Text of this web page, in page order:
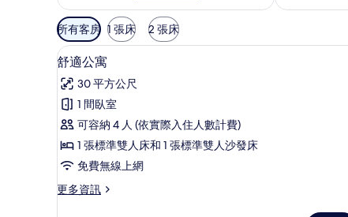
可
用
的
客
房
篩
選
條
件
所有客房 1 張床 2 張床
顯
示
舒
適
公
寓
所
4
舒適公寓
30 平方公尺
1 間臥室
可容納 4 人 (依實際入住人數計費)
1 張標準雙人床和 1 張標準雙人沙發床
免費無線上網
更多資訊
更